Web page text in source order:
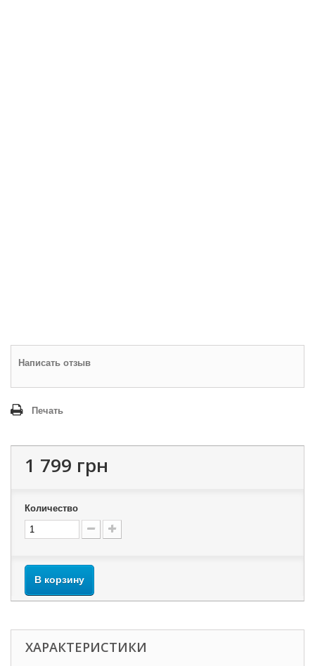
Написать отзыв
Печать
1 799 грн
Количество
В корзину
ХАРАКТЕРИСТИКИ